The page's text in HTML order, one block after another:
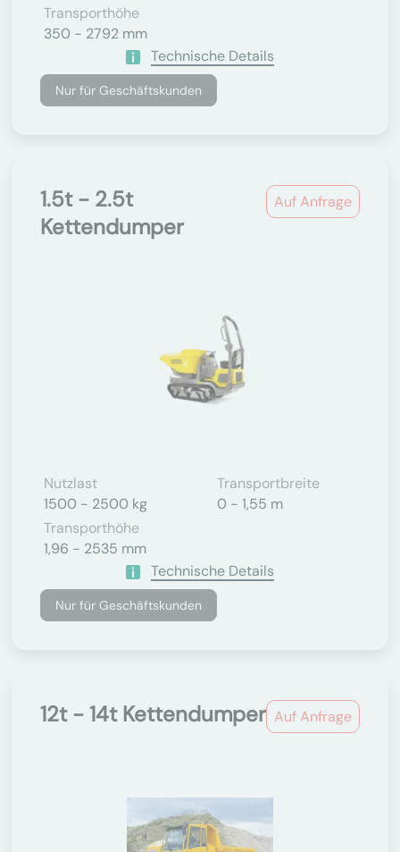
Transporthöhe
350 - 2792 mm
Technische Details
Nur für Geschäftskunden
Auf Anfrage
1.5t - 2.5t
Kettendumper
Nutzlast
1500 - 2500 kg
Transportbreite
0 - 1,55 m
Transporthöhe
1,96 - 2535 mm
Technische Details
Nur für Geschäftskunden
Auf Anfrage
12t - 14t Kettendumper